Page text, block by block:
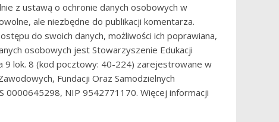
z ustawą o ochronie danych osobowych w
ale niezbędne do publikacji komentarza.
do swoich danych, możliwości ich poprawiana,
osobowych jest Stowarzyszenie Edukacji
9 lok. 8 (kod pocztowy: 40-224) zarejestrowane w
Fundacji Oraz Samodzielnych
0000645298, NIP 9542771170. Więcej informacji